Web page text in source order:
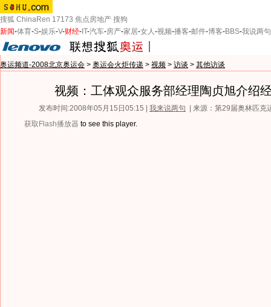
搜狐 ChinaRen 17173 焦点房地产 搜狗
新闻-体育-S-娱乐-V-财经- IT-汽车-房产-家居-女人-视频-播客-邮件-博客-BBS-我说两句
奥运频道-2008北京奥运会 > 奥运会火炬传递 > 视频 > 访谈 > 其他访谈
视频：工体观众服务部经理陶贞旭介绍
发布时间:2008年05月15日05:15 | 我来说两句
| 来源：第29届奥林匹克
获取Flash播放器 to see this player.